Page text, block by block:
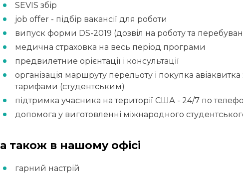
SEVIS збір
job offer - підбір вакансії для роботи
випуск форми DS-2019 (дозвіл на роботу та
медична страховка на весь період програми
предвилетние орієнтації і консультації
організація маршруту перельоту і покупка
тарифами (студентським)
підтримка учасника на території США - 24/7 по
допомога у виготовленні міжнародного
а також в нашому офісі
гарний настрій